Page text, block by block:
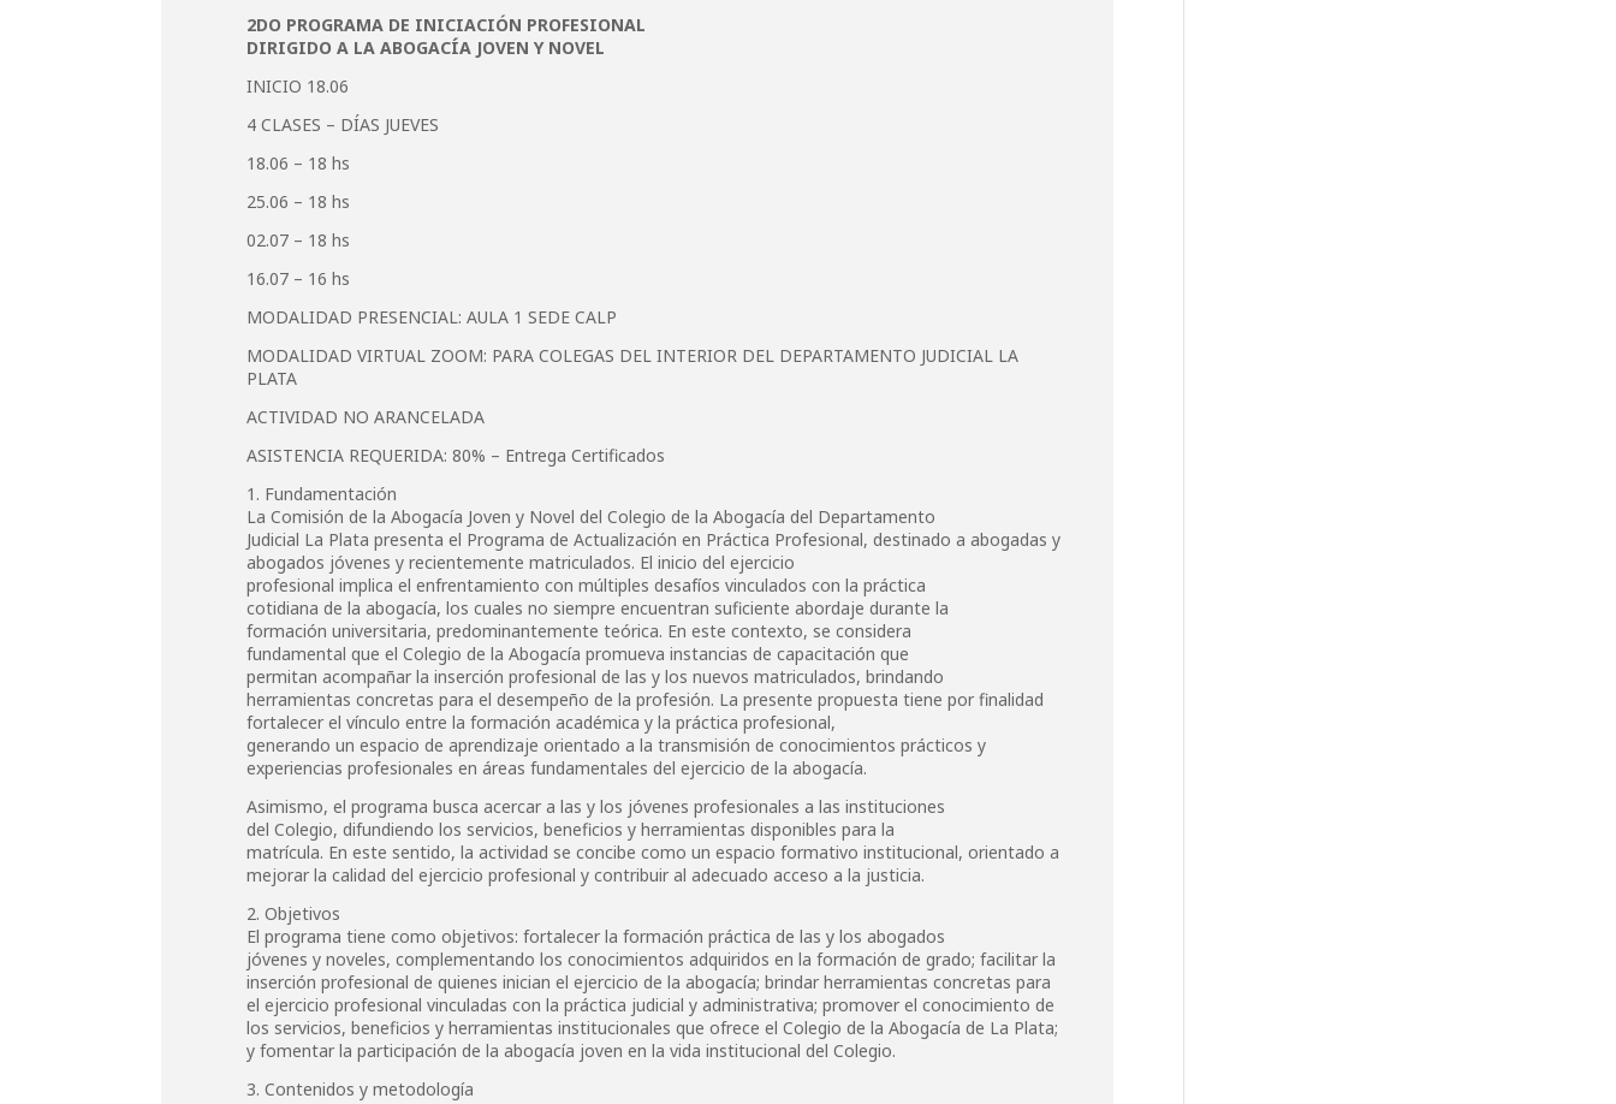
2DO PROGRAMA DE INICIACIÓN PROFESIONAL
DIRIGIDO A LA ABOGACÍA JOVEN Y NOVEL
INICIO 18.06
4 CLASES – DÍAS JUEVES
18.06 – 18 hs
25.06 – 18 hs
02.07 – 18 hs
16.07 – 16 hs
MODALIDAD PRESENCIAL: AULA 1 SEDE CALP
MODALIDAD VIRTUAL ZOOM: PARA COLEGAS DEL INTERIOR DEL DEPARTAMENTO JUDICIAL LA
PLATA
ACTIVIDAD NO ARANCELADA
ASISTENCIA REQUERIDA: 80% – Entrega Certificados
1. Fundamentación
La Comisión de la Abogacía Joven y Novel del Colegio de la Abogacía del Departamento
Judicial La Plata presenta el Programa de Actualización en Práctica Profesional, destinado a abogadas y
abogados jóvenes y recientemente matriculados. El inicio del ejercicio
profesional implica el enfrentamiento con múltiples desafíos vinculados con la práctica
cotidiana de la abogacía, los cuales no siempre encuentran suficiente abordaje durante la
formación universitaria, predominantemente teórica. En este contexto, se considera
fundamental que el Colegio de la Abogacía promueva instancias de capacitación que
permitan acompañar la inserción profesional de las y los nuevos matriculados, brindando
herramientas concretas para el desempeño de la profesión. La presente propuesta tiene por finalidad
fortalecer el vínculo entre la formación académica y la práctica profesional,
generando un espacio de aprendizaje orientado a la transmisión de conocimientos prácticos y
experiencias profesionales en áreas fundamentales del ejercicio de la abogacía.
Asimismo, el programa busca acercar a las y los jóvenes profesionales a las instituciones
del Colegio, difundiendo los servicios, beneficios y herramientas disponibles para la
matrícula. En este sentido, la actividad se concibe como un espacio formativo institucional, orientado a
mejorar la calidad del ejercicio profesional y contribuir al adecuado acceso a la justicia.
2. Objetivos
El programa tiene como objetivos: fortalecer la formación práctica de las y los abogados
jóvenes y noveles, complementando los conocimientos adquiridos en la formación de grado; facilitar la
inserción profesional de quienes inician el ejercicio de la abogacía; brindar herramientas concretas para
el ejercicio profesional vinculadas con la práctica judicial y administrativa; promover el conocimiento de
los servicios, beneficios y herramientas institucionales que ofrece el Colegio de la Abogacía de La Plata;
y fomentar la participación de la abogacía joven en la vida institucional del Colegio.
3. Contenidos y metodología